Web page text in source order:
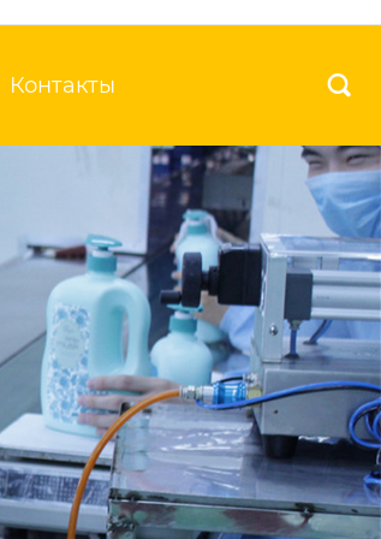
Контакты 